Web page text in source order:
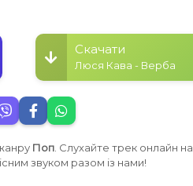
Скачати
Люся Кава - Верба
Поп. Слухайте трек онлайн на
звуком разом із нами!